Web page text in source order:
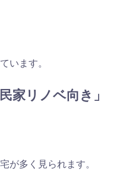
います。
家リノベ向き」
が多く見られます。